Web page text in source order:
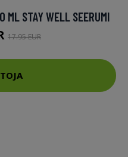
ML STAY WELL SEERUMI
17.95 EUR